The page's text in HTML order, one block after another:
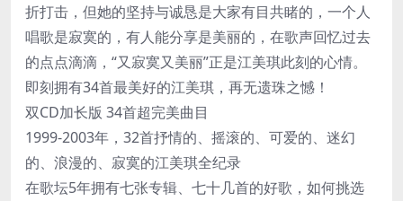
折打击，但她的坚持与诚恳是大家有目共睹的，一个人
唱歌是寂寞的，有人能分享是美丽的，在歌声回忆过去
的点点滴滴，“又寂寞又美丽”正是江美琪此刻的心情。
即刻拥有34首最美好的江美琪，再无遗珠之憾！
双CD加长版 34首超完美曲目
1999-2003年，32首抒情的、摇滚的、可爱的、迷幻
的、浪漫的、寂寞的江美琪全纪录
在歌坛5年拥有七张专辑、七十几首的好歌，如何挑选